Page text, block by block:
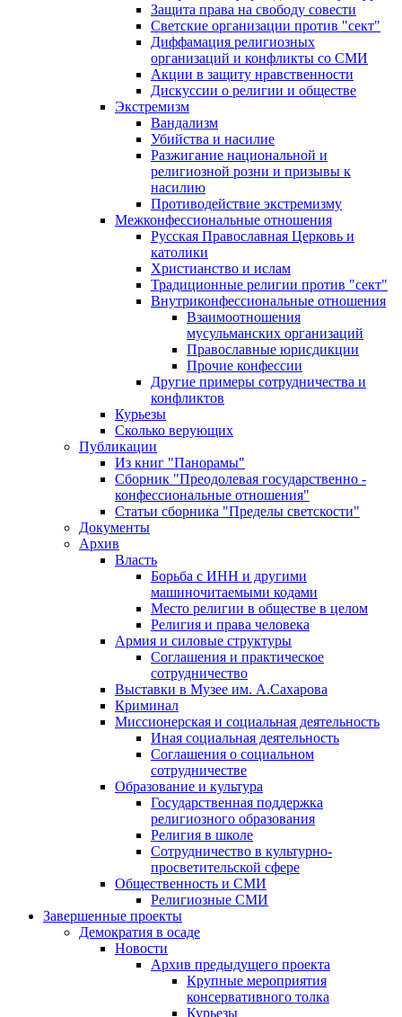
Защита права на свободу совести
Светские организации против "сект"
Диффамация религиозных
организаций и конфликты со СМИ
Акции в защиту нравственности
Дискуссии о религии и обществе
Экстремизм
Вандализм
Убийства и насилие
Разжигание национальной и
религиозной розни и призывы к
насилию
Противодействие экстремизму
Межконфессиональные отношения
Русская Православная Церковь и
католики
Христианство и ислам
Традиционные религии против "сект"
Внутриконфессиональные отношения
Взаимоотношения
мусульманских организаций
Православные юрисдикции
Прочие конфессии
Другие примеры сотрудничества и
конфликтов
Курьезы
Сколько верующих
Публикации
Из книг "Панорамы"
Сборник "Преодолевая государственно -
конфессиональные отношения"
Статьи сборника "Пределы светскости"
Документы
Архив
Власть
Борьба с ИНН и другими
машиночитаемыми кодами
Место религии в обществе в целом
Религия и права человека
Армия и силовые структуры
Соглашения и практическое
сотрудничество
Выставки в Музее им. А.Сахарова
Криминал
Миссионерская и социальная деятельность
Иная социальная деятельность
Соглашения о социальном
сотрудничестве
Образование и культура
Государственная поддержка
религиозного образования
Религия в школе
Сотрудничество в культурно-
просветительской сфере
Общественность и СМИ
Религиозные СМИ
Завершенные проекты
Демократия в осаде
Новости
Архив предыдущего проекта
Крупные мероприятия
консервативного толка
Курьезы